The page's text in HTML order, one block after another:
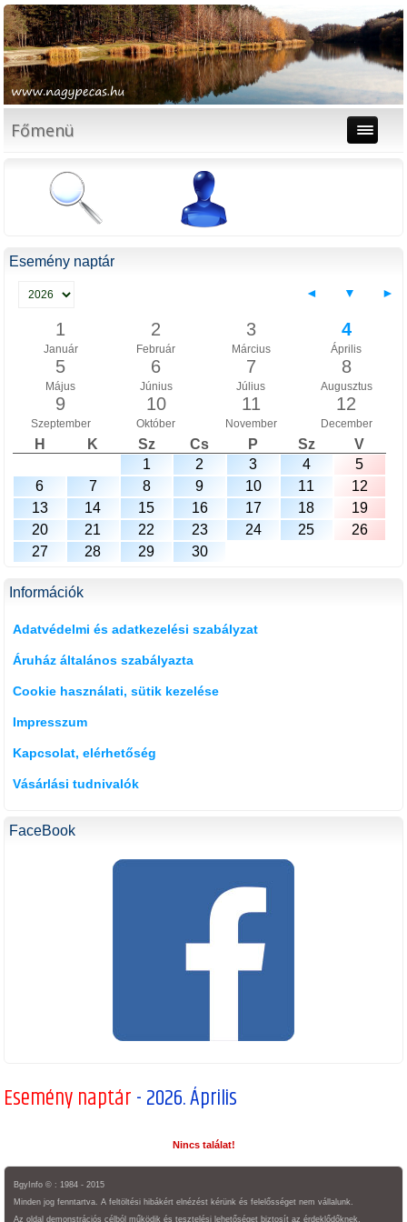
Főmenü
Esemény naptár
◄ ▼ ►
1
Január
2
Február
3
Március
4
Április
5
Május
6
Június
7
Július
8
Augusztus
9
Szeptember
10
Október
11
November
12
December
H K Sz Cs P Sz
V
1
2 3 4
5
6
7 8 9 10 11
12
13
14 15 16 17 18
19
20
21 22 23 24 25
26
27
28 29 30
Információk
Adatvédelmi és adatkezelési szabályzat
Áruház általános szabályazta
Cookie használati, sütik kezelése
Impresszum
Kapcsolat, elérhetőség
Vásárlási tudnivalók
FaceBook
Esemény naptár- 2026. Április
Nincs találat!
BgyInfo © : 1984 - 2015
Minden jog fenntartva. A feltöltési hibákért elnézést kérünk és felelősséget nem vállalunk.
Az oldal demonstrációs célból működik és tesztelési lehetőséget biztosít az érdeklődőknek.